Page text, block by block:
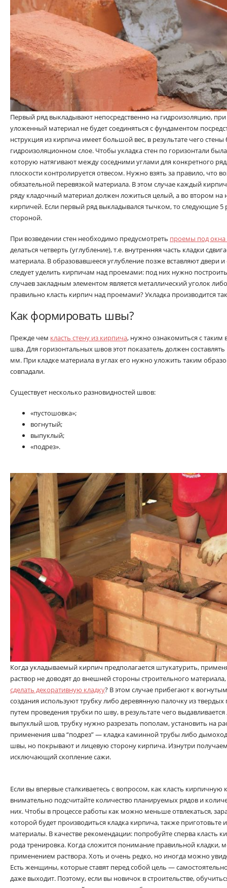
Первый ряд выкладывают непосредственно на гидроизоляцию,
уложенный материал не будет соединяться с фундаментом
нструкция из кирпича имеет большой вес, в результате чего стены
гидроизоляционном слое. Чтобы укладка стен по горизонтали
которую натягивают между соседними углами для конкретного
плоскости контролируется отвесом. Нужно взять за правило, что
обязательной перевязкой материала. В этом случае каждый
ряду кладочный материал должен ложиться целый, а во втором на
кирпичей. Если первый ряд выкладывался тычком, то следующие
стороной.
При возведении стен необходимо предусмотреть проемы под окна
делаться четверть (углубление), т.е. внутренняя часть кладки
материала. В образовавшееся углубление позже вставляют двери
следует уделить кирпичам над проемами: под них нужно
случаев закладным элементом является металлический уголок
правильно класть кирпич над проемами? Укладка производится
Как формировать швы?
Прежде чем класть стену из кирпича, нужно ознакомиться с
шва. Для горизонтальных швов этот показатель должен
мм. При кладке материала в углах его нужно уложить таким
совпадали.
Существует несколько разновидностей швов:
«пустошовка»;
вогнутый;
выпуклый;
«подрез».
Когда укладываемый кирпич предполагается штукатурить,
раствор не доводят до внешней стороны строительного
сделать декоративную кладку? В этом случае прибегают к
создания используют трубку либо деревянную палочку из
путем проведения трубки по шву, в результате чего
выпуклый шов, трубку нужно разрезать пополам, установить на
применения шва “подрез” — кладка каминной трубы либо
швы, но покрывают и лицевую сторону кирпича. Изнутри
исключающий скопление сажи.
Если вы впервые сталкиваетесь с вопросом, как класть кирпичную
внимательно подсчитайте количество планируемых рядов и
них. Чтобы в процессе работы как можно меньше отвлекаться,
которой будет производиться кладка кирпича, также
материалы. В качестве рекомендации: попробуйте сперва класть
рода тренировка. Когда сложится понимание правильной кладки,
применением раствора. Хоть и очень редко, но иногда можно
Есть женщины, которые ставят перед собой цель —
даже выходит. Поэтому, если вы новичок в строительстве,